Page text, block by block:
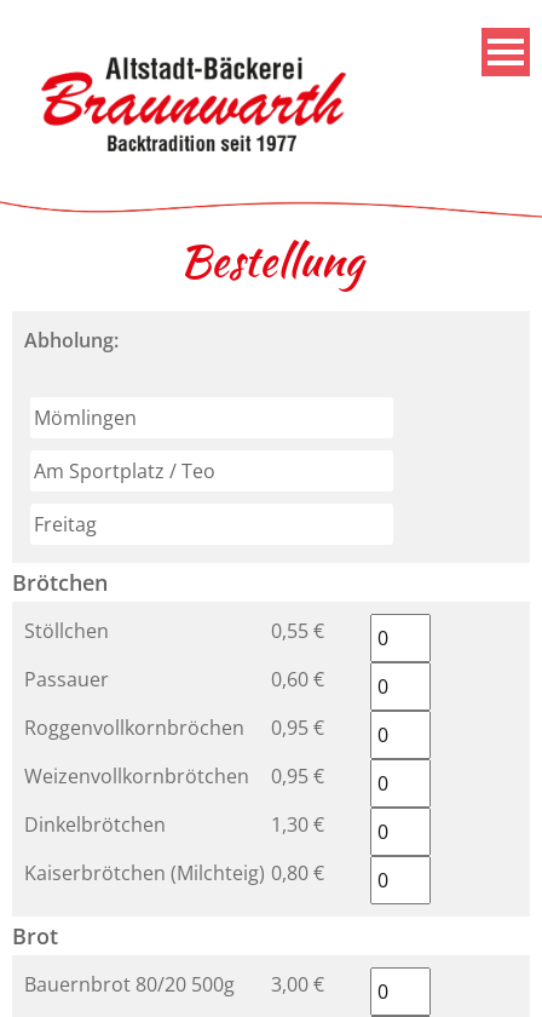
Bestellung
Abholung:
Brötchen
Stöllchen
0,55 €
Passauer
0,60 €
Roggenvollkornbröchen
0,95 €
Weizenvollkornbrötchen
0,95 €
Dinkelbrötchen
1,30 €
Kaiserbrötchen (Milchteig) 0,80 €
Brot
Bauernbrot 80/20 500g
3,00 €